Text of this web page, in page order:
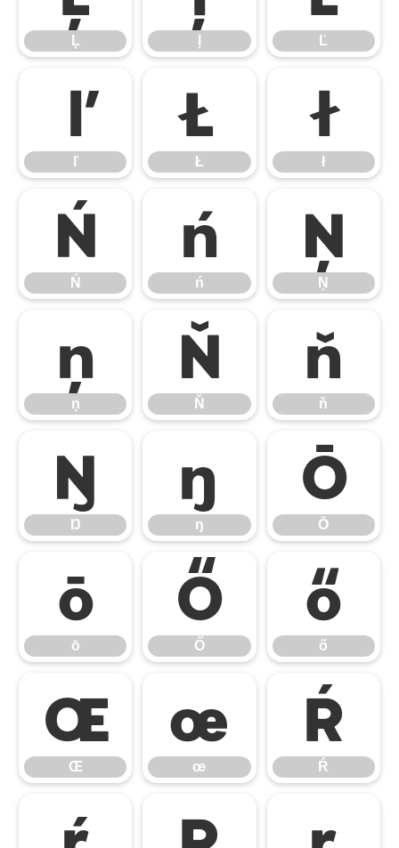
Ļ Ľ
ľ
ľ
Ł
Ł
ł
ł
Ń
Ń
ń
ń
Ņ
Ņ
ņ
ņ
Ň
Ň
ň
ň
Ŋ
Ŋ
ŋ
ŋ
Ō
Ō
ō
ō
Ő
Ő
ő
ő
Œ
Œ
œ
œ
Ŕ
Ŕ